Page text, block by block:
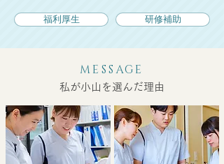
福利厚生 研修補助
MESSAGE
私が小山を選んだ理由